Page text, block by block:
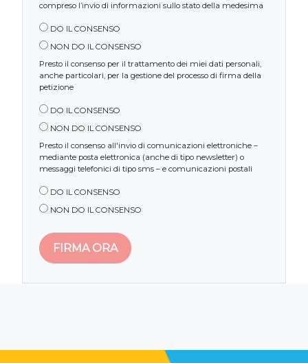
compreso l’invio di informazioni sullo stato della medesima
DO IL CONSENSO
NON DO IL CONSENSO
Presto il consenso per il trattamento dei miei dati personali,
anche particolari, per la gestione del processo di firma della
petizione
DO IL CONSENSO
NON DO IL CONSENSO
Presto il consenso all'invio di comunicazioni elettroniche –
mediante posta elettronica (anche di tipo newsletter) o
messaggi telefonici di tipo sms – e comunicazioni postali
DO IL CONSENSO
NON DO IL CONSENSO